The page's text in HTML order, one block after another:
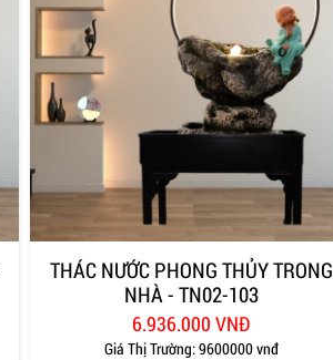
THÁC NƯỚC PHONG THỦY TRONG
NHÀ - TN02-103
6.936.000 VNĐ
Giá Thị Trường:9600000 vnđ